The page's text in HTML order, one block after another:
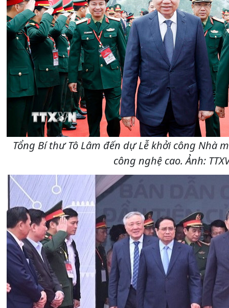
Tổng Bí thư Tô Lâm đến dự Lễ khởi công Nhà
công nghệ cao. Ảnh: